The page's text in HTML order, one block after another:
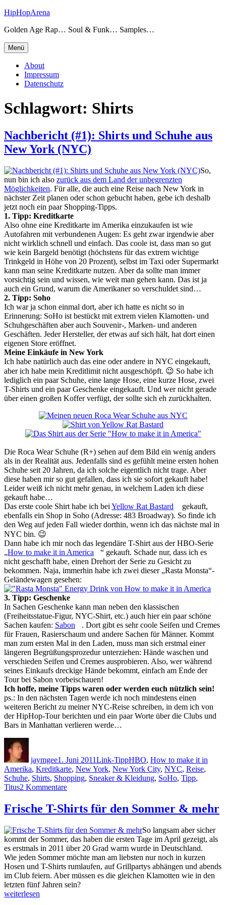
Zum
springen
HipHopArena
Golden Age Rap… Soul & Funk… Samples…
Menü
About
Impressum
Datenschutz
Schlagwort: Shirts
Nachbericht (#1): Shirts und Schuhe aus
New York (NYC)
So,
nun bin ich also zurück aus dem Land der unbegrenzten
Möglichkeiten. Für alle, die auch eine Reise nach New York in
nächster Zeit planen oder schon gebucht haben, gebe ich deshalb
jetzt noch ein paar Shopping-Tipps.
1. Tipp: Kreditkarte
Also ohne eine Kreditkarte im Amerika einzukaufen ist wie
Autofahren mit verbundenen Augen: Es geht zwar irgendwie aber
nicht wirklich schnell und einfach. Das coole ist, dass man so gut
wie kein Bargeld benötigt (höchstens für das extrem wichtige
Trinkgeld in Höhe von 20 Prozent), selbst im Taxi oder Supermarkt
kann man seine Kreditkarte nutzen. Aber da sollte man immer
vorsichtig sein und wissen, wie weit man gehen kann. Das ist ja
auch ein Grund, warum die Amerikaner so verschuldet sind…
2. Tipp: Soho
Ich war ja schon einmal dort, aber ich hatte es nicht so in
Erinnerung: SoHo ist bestückt mit extrem vielen Klamotten- und
Schuhgeschäften aber auch Souvenir-, Marken- und anderen
Geschäften. Jeder Hersteller, der etwas auf sich hält, hat dort einen
eigenen Store eröffnet.
Meine Einkäufe in New York
Ich habe natürlich auch das eine oder andere in NYC eingekauft,
aber ich habe mein Kreditlimit nicht ausgeschöpft. 😉 So habe ich
lediglich ein paar Schuhe, eine lange Hose, eine kurze Hose, zwei
T-Shirts und ein paar Geschenke eingekauft. Und wer nicht gerade
über einen großen Koffer verfügt, der sollte sich eh zurückhalten.
Die Roca Wear Schuhe (R+) sehen auf dem Bild ein wenig anders
als in der Realität aus. Jedenfalls sind es gefühlt meine ersten hohen
Schuhe seit 20 Jahren, da ich solche eigentlich nicht trage. Aber
diese haben mir so gut gefallen, dass ich sie sofort gekauft habe!
Leider weiß ich nicht mehr genau, in welchem Laden ich diese
gekauft habe…
Das erste coole Shirt habe ich bei Yellow Rat Bastard
gekauft,
ebenfalls ein Shop in Soho (Adresse: 483 Broadway). So finde ich
den Weg auf jeden Fall wieder dorthin, wenn ich das nächste mal in
NYC bin. 😉
Dann habe ich mir noch das legendäre T-Shirt aus der HBO-Serie
„How to make it in America
“ gekauft. Schade nur, dass ich es
nicht geschafft habe, einen Drehort der Serie zu Gesicht zu
bekommen. Naja, immerhin habe ich zwei dieser „Rasta Monsta“-
Geländewagen gesehen:
3. Tipp: Geschenke
In Sachen Geschenke kann man neben den klassischen
(Freiheitsstatue-Figur, NYC-Shirt, etc.) auch hier ein paar schöne
Sachen kaufen: Sabon
. Dort gibt es sehr coole Seifen und Cremes
für Frauen, Rasierschaum und andere Sachen für Männer. Kommt
man zum ersten Mal in den Laden, muss man sich erstmal einer
längeren Begrüßungsprozedur unterziehen: Hände waschen und
verschieden Seifen und Cremes ausprobieren. Also, wer während
seines Einkaufs dreckige Hände bekommt, einfach am Ende der
Tour bei Sabon vorbeischauen!
Ich hoffe, meine Tipps waren oder werden euch nützlich sein!
ps.: In den nächsten Tagen werde ich noch mindestens einen
weiteren Bericht zu meiner NYC-Reise schreiben, in dem ich von
der HipHop-Tour berichten und ein paar Worte über die Clubs und
Bars in Manhattan verlieren werde…
jaymgee1. Juni 2011Link-TippHBO, How to make it in
Amerika, Kreditkarte, New York, New York City, NYC, Reise,
Schuhe, Shirts, Shopping, Sneaker & Kleidung, SoHo, Tipp,
Titus2 Kommentarezu
(#1):
Shirts
Schuhe
aus
New
York
(NYC)
Frische T-Shirts für den Sommer & mehr
So langsam aber sicher
kommt der Sommer, das haben die ersten Tage im April gezeigt, als
es erstmals in 2011 über 20 Grad warm wurde in Deutschland.
Wie jeden Sommer möchte man am liebsten nur noch in kurzen
Hosen und T-Shirts rumlaufen, auf Grillpartys abhängen und abends
im Club feiern. Aber müssen es die gleichen Klamotten wie in den
letzten fünf Jahren sein?
„Frische
weiterlesen